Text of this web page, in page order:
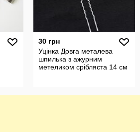
30 грн
Уцінка Довга металева
шпилька з ажурним
метеликом срібляста 14 см